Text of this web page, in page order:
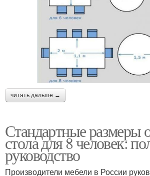
читать дальше →
Стандартные размеры
стола для 8 человек:
руководство
Производители мебели в России